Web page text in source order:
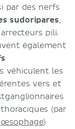
par des nerfs
sudoripares,
pili.
également
véhiculent les
vers et
(par
œsophage)